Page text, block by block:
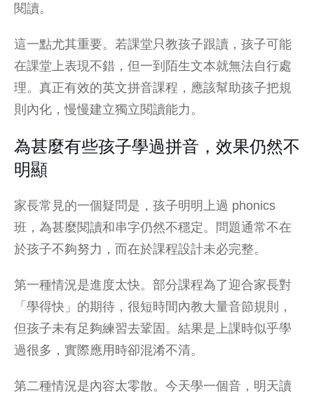
閱讀。
這一點尤其重要。若課堂只教孩子跟讀，孩子可能
在課堂上表現不錯，但一到陌生文本就無法自行處
理。真正有效的英文拼音課程，應該幫助孩子把規
則內化，慢慢建立獨立閱讀能力。
為甚麼有些孩子學過拼音，效果仍然不
明顯
家長常見的一個疑問是，孩子明明上過 phonics
班，為甚麼閱讀和串字仍然不穩定。問題通常不在
於孩子不夠努力，而在於課程設計未必完整。
第一種情況是進度太快。部分課程為了迎合家長對
「學得快」的期待，很短時間內教大量音節規則，
但孩子未有足夠練習去鞏固。結果是上課時似乎學
過很多，實際應用時卻混淆不清。
第二種情況是內容太零散。今天學一個音，明天讀